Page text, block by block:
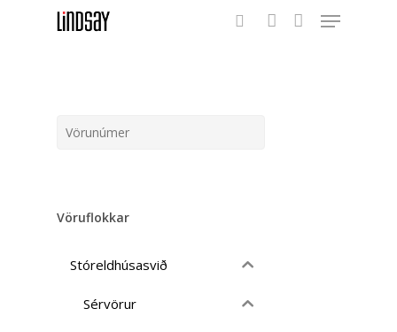
Menu
Vöruflokkar
Stóreldhúsasvið
Sérvörur